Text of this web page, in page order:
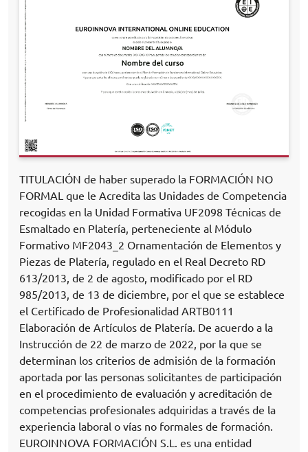
TITULACIÓN de haber superado la FORMACIÓN NO
FORMAL que le Acredita las Unidades de Competencia
recogidas en la Unidad Formativa UF2098 Técnicas de
Esmaltado en Platería, perteneciente al Módulo
Formativo MF2043_2 Ornamentación de Elementos y
Piezas de Platería, regulado en el Real Decreto RD
613/2013, de 2 de agosto, modificado por el RD
985/2013, de 13 de diciembre, por el que se establece
el Certificado de Profesionalidad ARTB0111
Elaboración de Artículos de Platería. De acuerdo a la
Instrucción de 22 de marzo de 2022, por la que se
determinan los criterios de admisión de la formación
aportada por las personas solicitantes de participación
en el procedimiento de evaluación y acreditación de
competencias profesionales adquiridas a través de la
experiencia laboral o vías no formales de formación.
EUROINNOVA FORMACIÓN S.L. es una entidad